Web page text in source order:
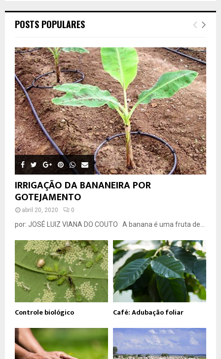
POSTS POPULARES
IRRIGAÇÃO DA BANANEIRA POR
GOTEJAMENTO
abril 20, 2020 0
por: JOSÉ LUIZ VIANA DO COUTO A banana é uma fruta de...
Controle biológico Café: Adubação foliar